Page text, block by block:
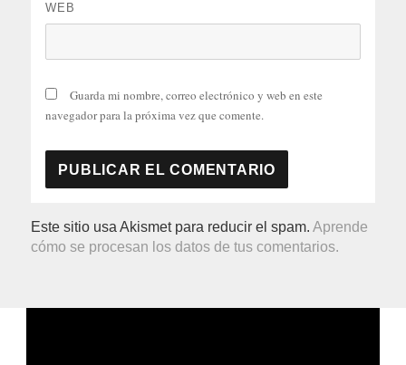
WEB
Guarda mi nombre, correo electrónico y web en este
navegador para la próxima vez que comente.
Este sitio usa Akismet para reducir el spam.Aprende
cómo se procesan los datos de tus comentarios.